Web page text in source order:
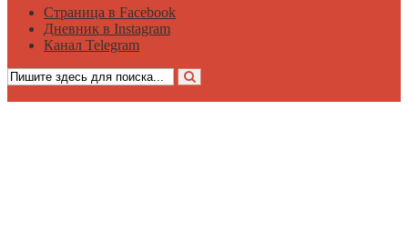
Страница в Facebook
Дневник в Instagram
Канал Telegram